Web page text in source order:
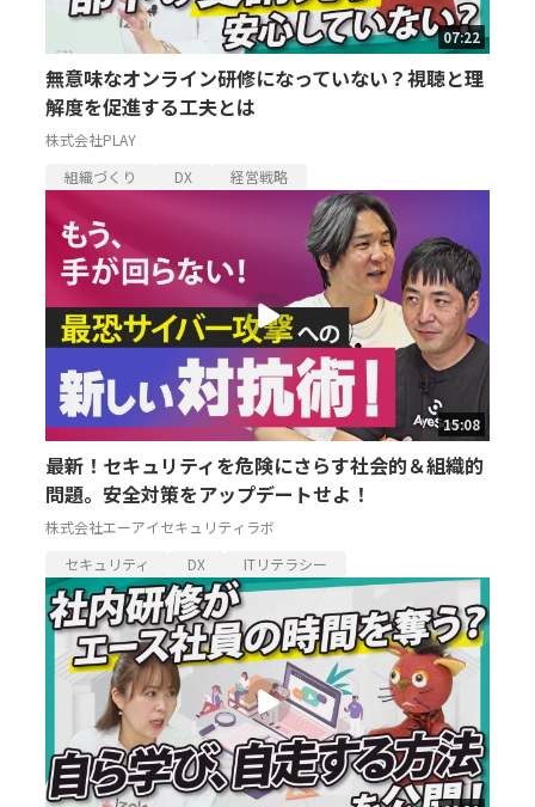
07:22
無意味なオンライン研修になっていない？視聴と理
解度を促進する工夫とは
株式会社PLAY
組織づくり
DX 経営戦略
15:08
最新！セキュリティを危険にさらす社会的＆組織的
問題。安全対策をアップデートせよ！
株式会社エーアイセキュリティラボ
セキュリティ
DX ITリテラシー